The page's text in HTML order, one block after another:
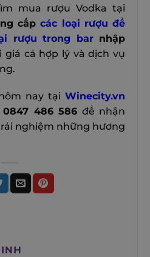
mua rượu Vodka tại
cấpcác loại rượu để
rượu trong barnhập
giá cả hợp lý và dịch vụ
nay tại Winecity.vn
0847 486 586 để nhận
nghiệm những hương